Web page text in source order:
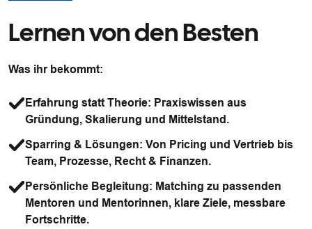
Lernen von den Besten
Was ihr bekommt:
Erfahrung statt Theorie: Praxiswissen aus
Gründung, Skalierung und Mittelstand.
Sparring & Lösungen: Von Pricing und Vertrieb bis
Team, Prozesse, Recht & Finanzen.
Persönliche Begleitung: Matching zu passenden
Mentoren und Mentorinnen, klare Ziele, messbare
Fortschritte.